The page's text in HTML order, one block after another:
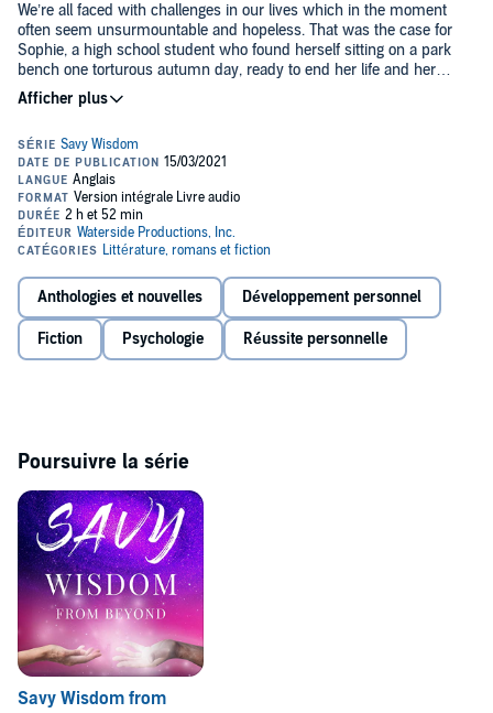
We’re all faced with challenges in our lives which in the moment
often seem unsurmountable and hopeless. That was the case for
Sophie, a high school student who found herself sitting on a park
bench one torturous autumn day, ready to end her life and her
struggle.
her, offering his handkerchief which was embroidered with these
words: “If you want your life to change, you must change.”
Little did she know the adventure she was about to embark upon as
a young woman, inspired by a mysterious man who called himself
Savy.
Page by page, Sophie discovers more and more about who she
truly is, unmasking the illusion of her false identity and limitations,
paving her road to endless love, abundance, and a life beyond her
wildest dreams.
victor with actionable takeaways for the betterment of your life.
©2021 Peggy McColl (P)2021 Waterside Productions, Inc.
Anthologies et nouvelles Développement personnel
Fiction Psychologie Réussite personnelle
Poursuivre la série
Savy Wisdom from